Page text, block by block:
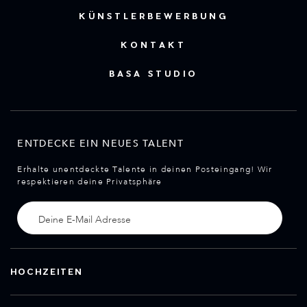
KÜNSTLERBEWERBUNG
KONTAKT
BASA STUDIO
ENTDECKE EIN NEUES TALENT
Erhalte unentdeckte Talente in deinen Posteingang! Wir
respektieren deine Privatsphäre
HOCHZEITEN